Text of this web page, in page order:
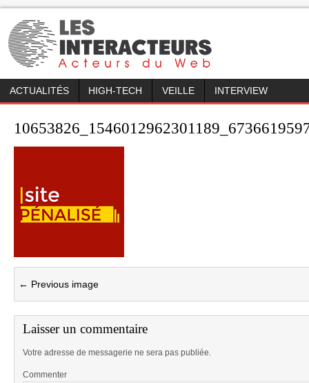
ACTUALITÉS HIGH-TECH VEILLE INTERVIEW
← Previous image
Laisser un commentaire
Votre adresse de messagerie ne sera pas publiée.
Commenter